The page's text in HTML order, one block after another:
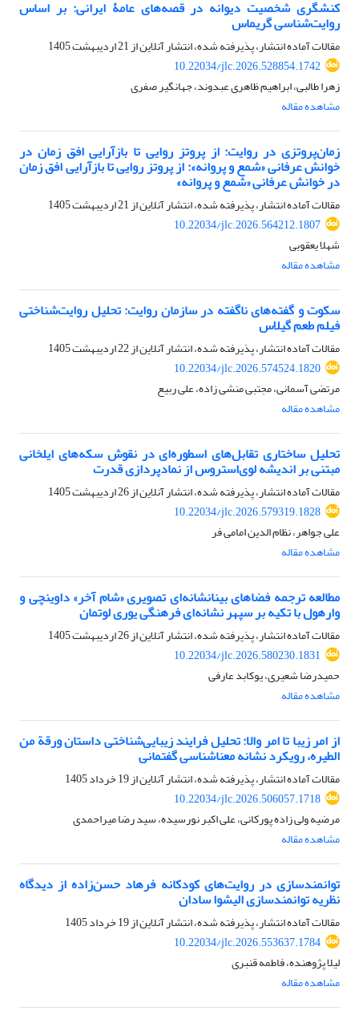
کنشگری شخصیت دیوانه در قصه‌های عامۀ ایرانی: بر اساس
روایت‌شناسی گریماس
مقالات آماده انتشار، پذیرفته شده، انتشار آنلاین از21 اردیبهشت 1405
10.22034/jlc.2026.528854.1742
زهرا طالبی، ابراهیم ظاهری عبدوند، جهانگیر صفری
مشاهده مقاله
زمان‌پروتزی در روایت: از پروتز روایی تا بازآرایی افق زمان در
خوانش عرفانی «شمع و پروانه»: از پروتز روایی تا بازآرایی افق زمان
در خوانش عرفانی «شمع و پروانه»
مقالات آماده انتشار، پذیرفته شده، انتشار آنلاین از21 اردیبهشت 1405
10.22034/jlc.2026.564212.1807
شهلا یعقوبی
مشاهده مقاله
سکوت و گفته‌های ناگفته در سازمان روایت: تحلیل روایت‌شناختی
فیلم طعم گیلاس
مقالات آماده انتشار، پذیرفته شده، انتشار آنلاین از22 اردیبهشت 1405
10.22034/jlc.2026.574524.1820
مرتضی آسمانی، مجتبی منشی زاده، علی ربیع
مشاهده مقاله
تحلیل ساختاری تقابل‌های اسطوره‌ای در نقوش سکه‌های ایلخانی
مبتنی بر اندیشه لوی‌استروس از نمادپردازی قدرت
مقالات آماده انتشار، پذیرفته شده، انتشار آنلاین از26 اردیبهشت 1405
10.22034/jlc.2026.579319.1828
علی جواهر، نظام الدین امامی فر
مشاهده مقاله
مطالعه ترجمه فضاهای بینانشانه‌ای تصویری «شام آخر» داوینچی و
وارهول با تکیه بر سپهر نشانه‌ای فرهنگی یوری لوتمان
مقالات آماده انتشار، پذیرفته شده، انتشار آنلاین از26 اردیبهشت 1405
10.22034/jlc.2026.580230.1831
حمیدرضا شعیری، یوکابد عارفی
مشاهده مقاله
از امر زیبا تا امر والا: تحلیل فرایند زیبایی‌شناختی داستان ورقة من
الطیره، رویکرد نشانه معناشناسی گفتمانی
مقالات آماده انتشار، پذیرفته شده، انتشار آنلاین از19 خرداد 1405
10.22034/jlc.2026.506057.1718
مرضیه ولی زاده پورکانی، علی اکبر نورسیده، سید رضا میراحمدی
مشاهده مقاله
توانمندسازی در روایت‌های کودکانه فرهاد حسن‌زاده از دیدگاه
نظریه توانمندسازی الیشوا سادان
مقالات آماده انتشار، پذیرفته شده، انتشار آنلاین از19 خرداد 1405
10.22034/jlc.2026.553637.1784
لیلا پژوهنده، فاطمه قنبری
مشاهده مقاله